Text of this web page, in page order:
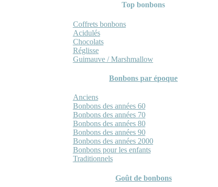
Top bonbons
Coffrets bonbons
Acidulés
Chocolats
Réglisse
Guimauve / Marshmallow
Bonbons par époque
Anciens
Bonbons des années 60
Bonbons des années 70
Bonbons des années 80
Bonbons des années 90
Bonbons des années 2000
Bonbons pour les enfants
Traditionnels
Goût de bonbons